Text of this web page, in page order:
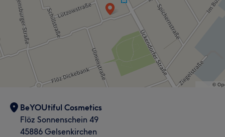
BeYOUtiful Cosmetics
Flöz Sonnenschein 49
45886 Gelsenkirchen